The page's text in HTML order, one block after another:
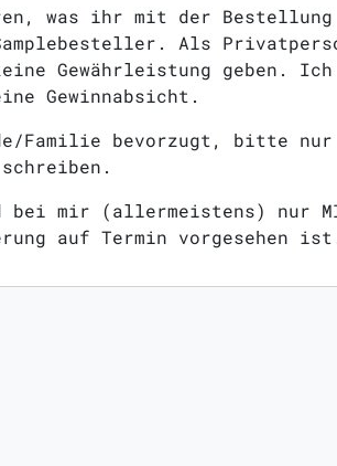
was ihr mit der
Als
Gewährleistung geben.
Gewinnabsicht.
Familie bevorzugt, bitte nur
bei mir (allermeistens) nur
auf Termin vorgesehen